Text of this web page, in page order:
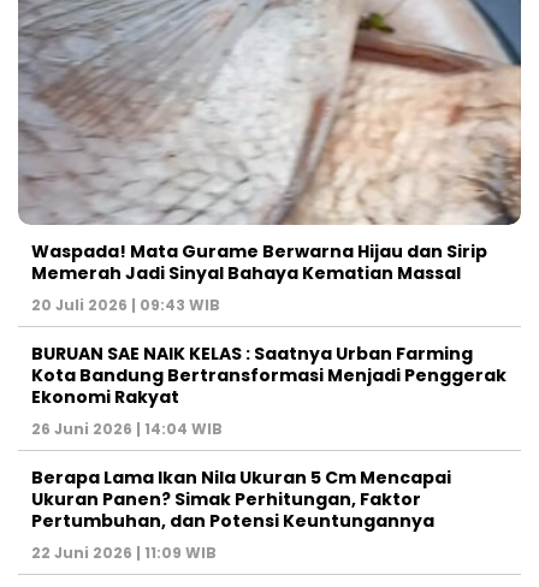
Waspada! Mata Gurame Berwarna Hijau dan Sirip
Memerah Jadi Sinyal Bahaya Kematian Massal
20 Juli 2026 | 09:43 WIB
BURUAN SAE NAIK KELAS : Saatnya Urban Farming
Kota Bandung Bertransformasi Menjadi Penggerak
Ekonomi Rakyat
26 Juni 2026 | 14:04 WIB
Berapa Lama Ikan Nila Ukuran 5 Cm Mencapai
Ukuran Panen? Simak Perhitungan, Faktor
Pertumbuhan, dan Potensi Keuntungannya
22 Juni 2026 | 11:09 WIB